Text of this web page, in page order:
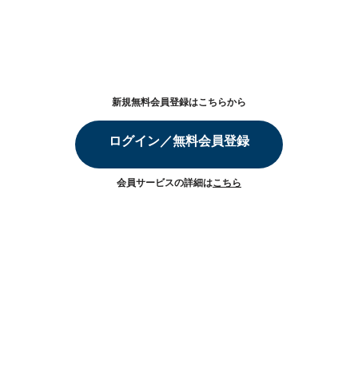
新規無料会員登録はこちらから
ログイン／無料会員登録
会員サービスの詳細はこちら